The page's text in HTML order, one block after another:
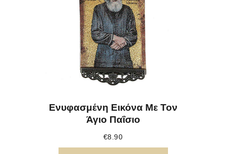
Ενυφασμένη Εικόνα Με Τον
Άγιο Παΐσιο
€8.90